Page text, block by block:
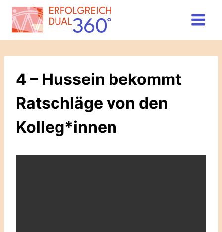
Zum
Inhalt
springen
4 – Hussein bekommt
Ratschläge von den
Kolleg*innen